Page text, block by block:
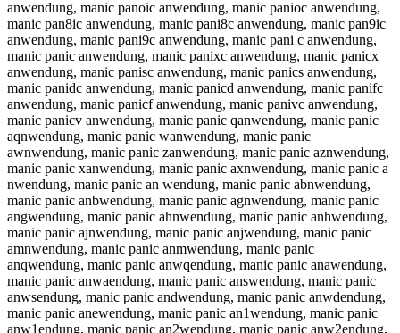
anwendung, manic panoic anwendung, manic panioc anwendung,
manic pan8ic anwendung, manic pani8c anwendung, manic pan9ic
anwendung, manic pani9c anwendung, manic pani c anwendung,
manic panic anwendung, manic panixc anwendung, manic panicx
anwendung, manic panisc anwendung, manic panics anwendung,
manic panidc anwendung, manic panicd anwendung, manic panifc
anwendung, manic panicf anwendung, manic panivc anwendung,
manic panicv anwendung, manic panic qanwendung, manic panic
aqnwendung, manic panic wanwendung, manic panic
awnwendung, manic panic zanwendung, manic panic aznwendung,
manic panic xanwendung, manic panic axnwendung, manic panic a
nwendung, manic panic an wendung, manic panic abnwendung,
manic panic anbwendung, manic panic agnwendung, manic panic
angwendung, manic panic ahnwendung, manic panic anhwendung,
manic panic ajnwendung, manic panic anjwendung, manic panic
amnwendung, manic panic anmwendung, manic panic
anqwendung, manic panic anwqendung, manic panic anawendung,
manic panic anwaendung, manic panic answendung, manic panic
anwsendung, manic panic andwendung, manic panic anwdendung,
manic panic anewendung, manic panic an1wendung, manic panic
anw1endung, manic panic an2wendung, manic panic anw2endung,